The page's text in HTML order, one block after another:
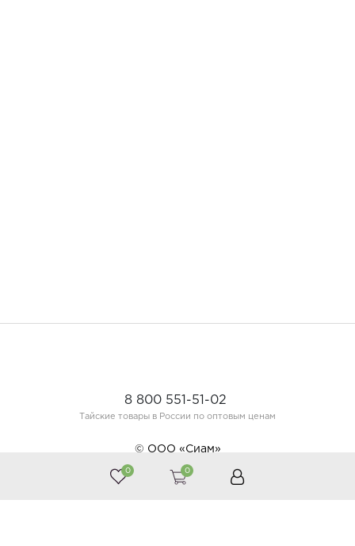
0 0
8 800 551-51-02
Тайские товары в России по оптовым ценам
© ООО «Сиам»